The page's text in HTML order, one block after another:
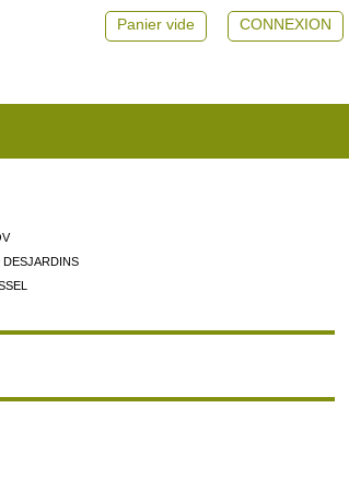
CONNEXION
Panier vide
DESJARDINS